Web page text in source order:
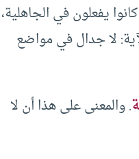
يفعلون في الجاهلية،
لا جدال في مواضع
. والمعنى على هذا أن لا